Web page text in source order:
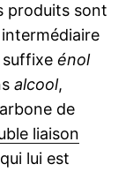
produits sont
suffixe énol
alcool,
de
liaison
lui est